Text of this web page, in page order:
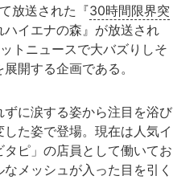
放送された『30時間限界突
ハイエナの森』が放送され
トニュースで大バズりしそ
開する企画である。
ずに涙する姿から注目を浴び
た姿で登場。現在は人気イ
ピ」の店員として働いてお
メッシュが入った目を引く